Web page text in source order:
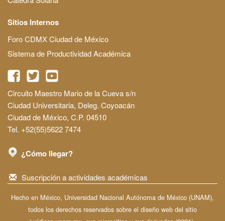
Sitios Internos
Foro CDMX Ciudad de México
Sistema de Productividad Académica
Circuito Maestro Mario de la Cueva s/n
Ciudad Universitaria, Deleg. Coyoacán
Ciudad de México, C.P. 04510
Tel. +52(55)5622 7474
¿Cómo llegar?
Suscripción a actividades académicas
Hecho en México, Universidad Nacional Autónoma de México (UNAM),
todos los derechos reservados sobre el diseño web del sitio